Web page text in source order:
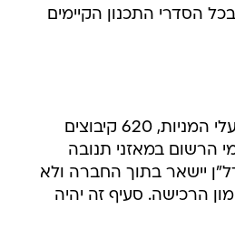
הסדרי התכנון הקיימים
עוד מתחייב רייכמן לבעלי המניות, 620 קיבוצים
הרשום במאזני תנובה
יישאר בתוך החברה ולא
הרכישה. סעיף זה יהיה